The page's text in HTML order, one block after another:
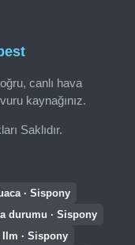
canlı hava
kaynağınız.
Saklıdır.
· Sispony
durumu · Sispony
Ilm · Sispony